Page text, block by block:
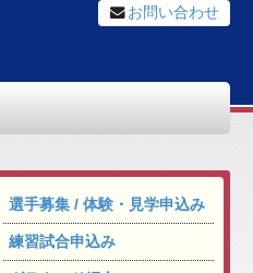
お問い合わせ
選手募集 / 体験・見学申込み
練習試合申込み